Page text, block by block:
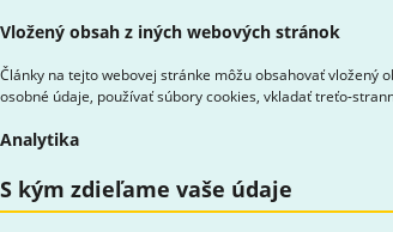
Vložený obsah z iných webových stránok
Články na tejto webovej stránke môžu obsahovať vložený
osobné údaje, používať súbory cookies, vkladať treťo-
Analytika
S kým zdieľame vaše údaje